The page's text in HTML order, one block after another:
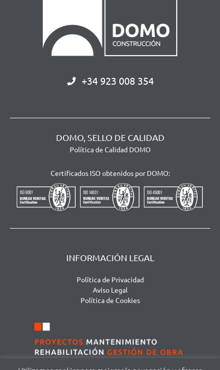
+34 923 008 354
DOMO, SELLO DE CALIDAD
Política de Calidad DOMO
Certificados ISO obtenidos por DOMO:
INFORMACIÓN LEGAL
Política de Privacidad
Aviso Legal
Política de Cookies